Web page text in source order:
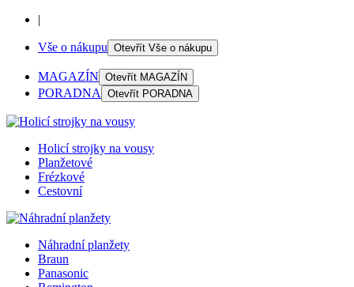
|
Vše o nákupu Otevřít Vše o nákupu
MAGAZÍN Otevřít MAGAZÍN
PORADNA Otevřít PORADNA
Holicí strojky na vousy
Planžetové
Frézkové
Cestovní
Náhradní planžety
Braun
Panasonic